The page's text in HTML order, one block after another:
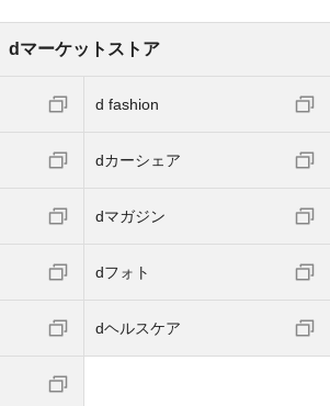
dマーケットストア
d fashion
dカーシェア
dマガジン
dフォト
dヘルスケア